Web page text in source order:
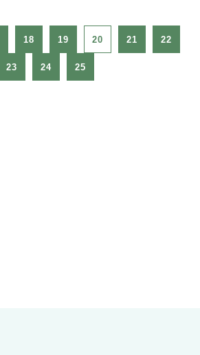
18 19 20 21 22
23 24 25